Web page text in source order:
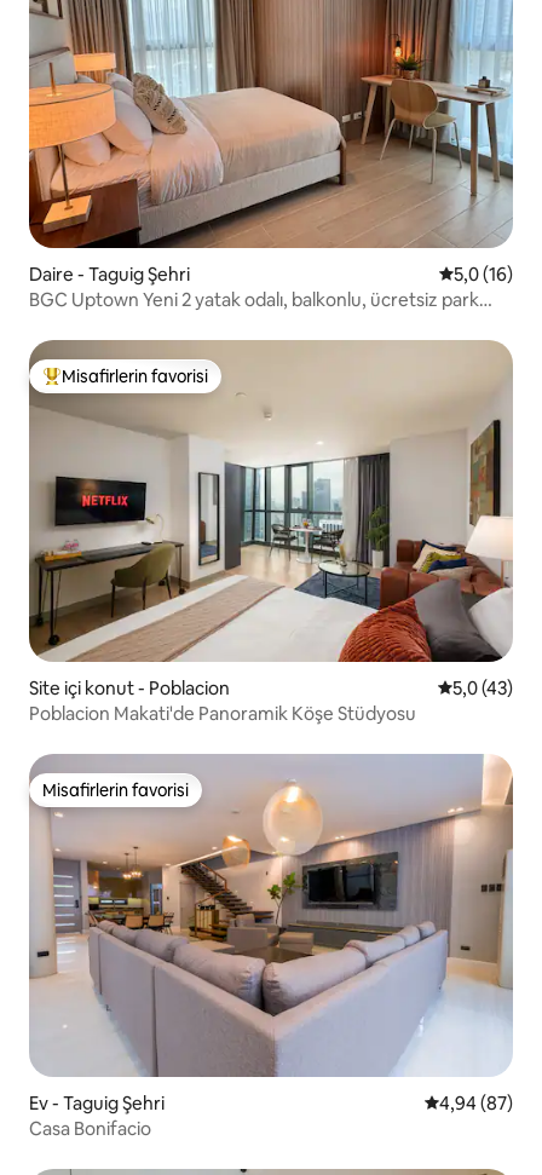
Daire - Taguig Şehri 55,0 (16)
BGC Uptown Yeni 2 yatak odalı, balkonlu, ücretsiz park
Misafirlerin favorilerinden en beğenilenler arasında
Misafirlerin favorisi
Site içi konut - Poblacion 5 üzerinden
5,0 (43)
Poblacion Makati'de Panoramik Köşe Stüdyosu
Misafirlerin favorisi
Misafirlerin favorisi
Ev - Taguig Şehri 5 üzerinden
4,94 (87)
Casa Bonifacio